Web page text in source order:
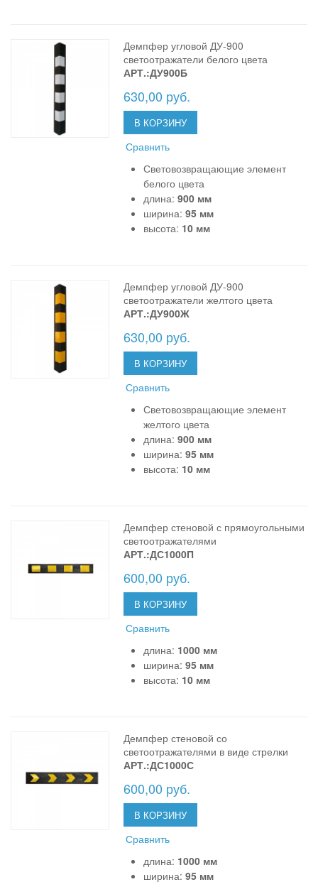
Демпфер угловой ДУ-900
светоотражатели белого цвета
АРТ.:ДУ900Б
630,00 руб.
В КОРЗИНУ
Сравнить
Световозвращающие элемент
белого цвета
длина:900 мм
ширина:95 мм
высота: 10 мм
Демпфер угловой ДУ-900
светоотражатели желтого цвета
АРТ.:ДУ900Ж
630,00 руб.
В КОРЗИНУ
Сравнить
Световозвращающие элемент
желтого цвета
длина:900 мм
ширина:95 мм
высота: 10 мм
Демпфер стеновой с прямоугольными
светоотражателями
АРТ.:ДС1000П
600,00 руб.
В КОРЗИНУ
Сравнить
длина: 1000 мм
ширина:95 мм
высота: 10 мм
Демпфер стеновой со
светоотражателями в виде стрелки
АРТ.:ДС1000С
600,00 руб.
В КОРЗИНУ
Сравнить
длина: 1000 мм
ширина:95 мм